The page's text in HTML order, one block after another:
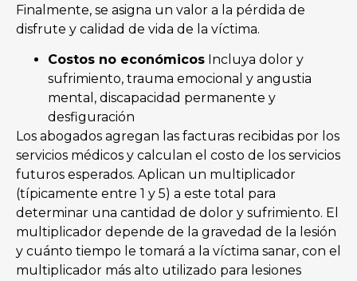
Finalmente, se asigna un valor a la pérdida de
disfrute y calidad de vida de la víctima.
Costos no económicos Incluya dolor y
sufrimiento, trauma emocional y angustia
mental, discapacidad permanente y
desfiguración
Los abogados agregan las facturas recibidas por los
servicios médicos y calculan el costo de los servicios
futuros esperados. Aplican un multiplicador
(típicamente entre 1 y 5) a este total para
determinar una cantidad de dolor y sufrimiento. El
multiplicador depende de la gravedad de la lesión
y cuánto tiempo le tomará a la víctima sanar, con el
multiplicador más alto utilizado para lesiones